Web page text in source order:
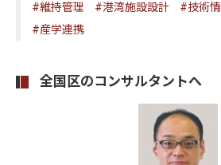
#維持管理 #港湾施設設計 #技術
#産学連携
全国区のコンサルタントへ